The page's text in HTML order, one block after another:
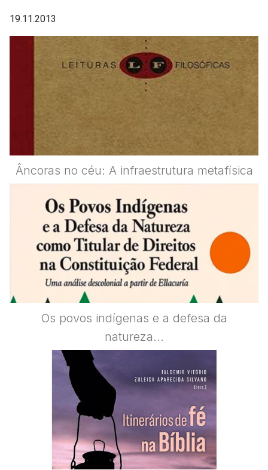
19.11.2013
Âncoras no céu: A infraestrutura metafísica
Os povos indígenas e a defesa da
natureza...